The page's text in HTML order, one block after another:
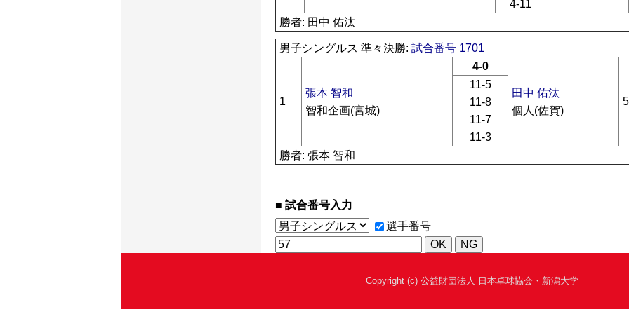
4-11
勝者: 田中 佑汰
男子シングルス 準々決勝:試合番号 1701
1
張本 智和
智和企画(宮城)
4-0
田中 佑汰
個人(佐賀)
11-5
11-8
11-7
11-3
勝者: 張本 智和
試合番号入力
選手番号
Copyright (c) 公益財団法人 日本卓球協会・新潟大学